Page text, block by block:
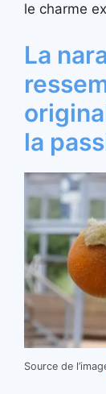
le charme
La
la
Source de